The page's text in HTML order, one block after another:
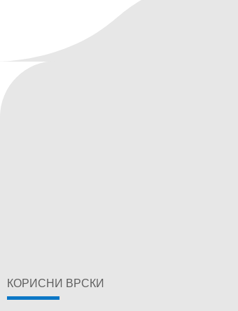
КОРИСНИ ВРСКИ